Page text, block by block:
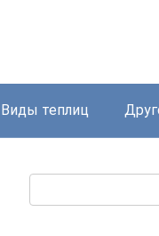
Виды теплиц